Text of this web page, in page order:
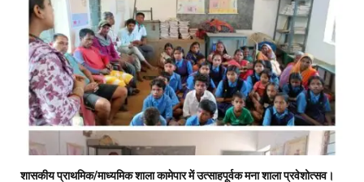
शासकीय प्राथमिक/माध्यमिक शाला कामेपार में उत्साहपूर्वक मना शाला प्रवेशोत्सव।